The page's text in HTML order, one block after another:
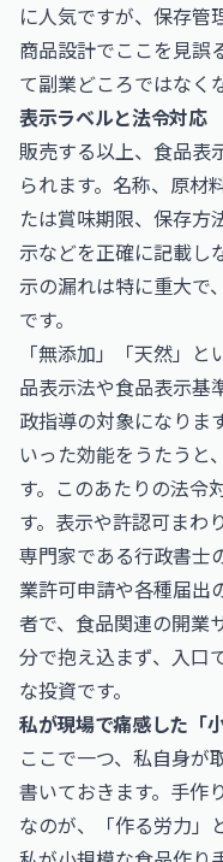
に人気ですが、保存管
商品設計でここを見誤
て副業どころではなく
表示ラベルと法令対応
販売する以上、食品表
られます。名称、原材
たは賞味期限、保存方
示などを正確に記載し
示の漏れは特に重大で
です。
「無添加」「天然」
品表示法や食品表示基
政指導の対象になりま
いった効能をうたうと
す。このあたりの法令
す。表示や許認可まわ
専門家である行政書士
業許可申請や各種届出
者で、食品関連の開業
分で抱え込まず、入口
な投資です。
私が現場で痛感した「
ここで一つ、私自身が
書いておきます。手作
なのが、「作る労力」